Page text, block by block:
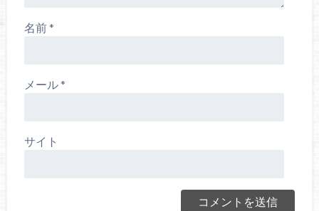
名前*
メール*
サイト